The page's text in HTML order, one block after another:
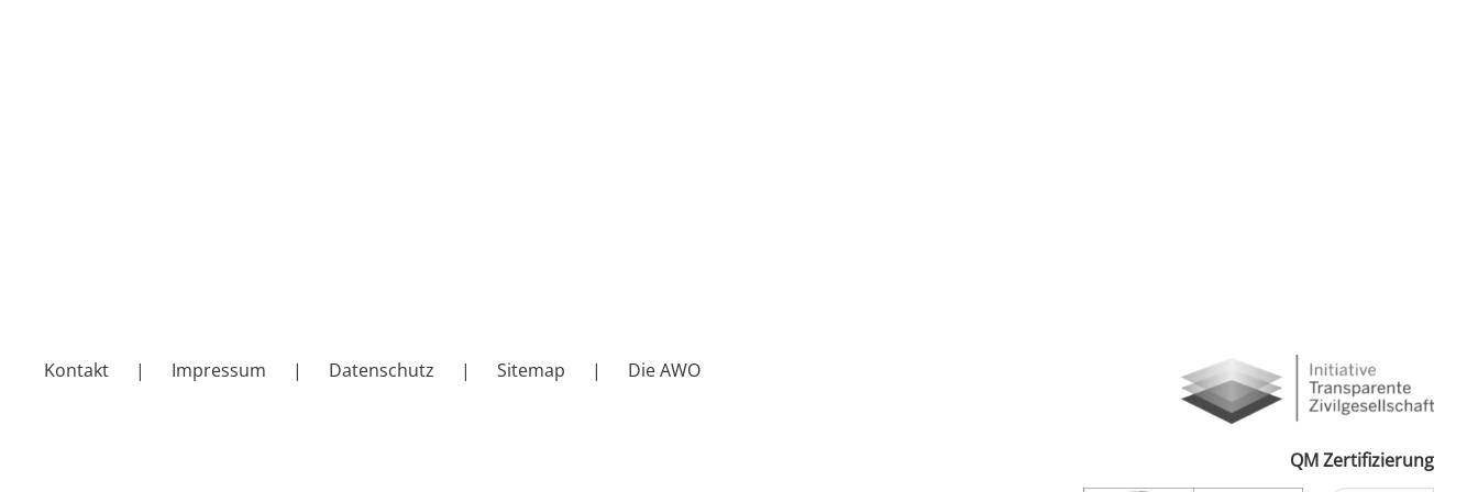
Kontakt Impressum Datenschutz Sitemap Die AWO
QM Zertifizierung